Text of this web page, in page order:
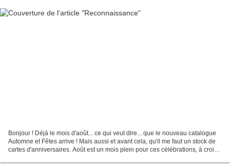
Bonjour ! Déjà le mois d'août... ce qui veut dire... que le nouveau catalogue
Automne et Fêtes arrive ! Mais aussi et avant cela, qu'il me faut un stock de
cartes d'anniversaires. Août est un mois plein pour ces célébrations, à croire